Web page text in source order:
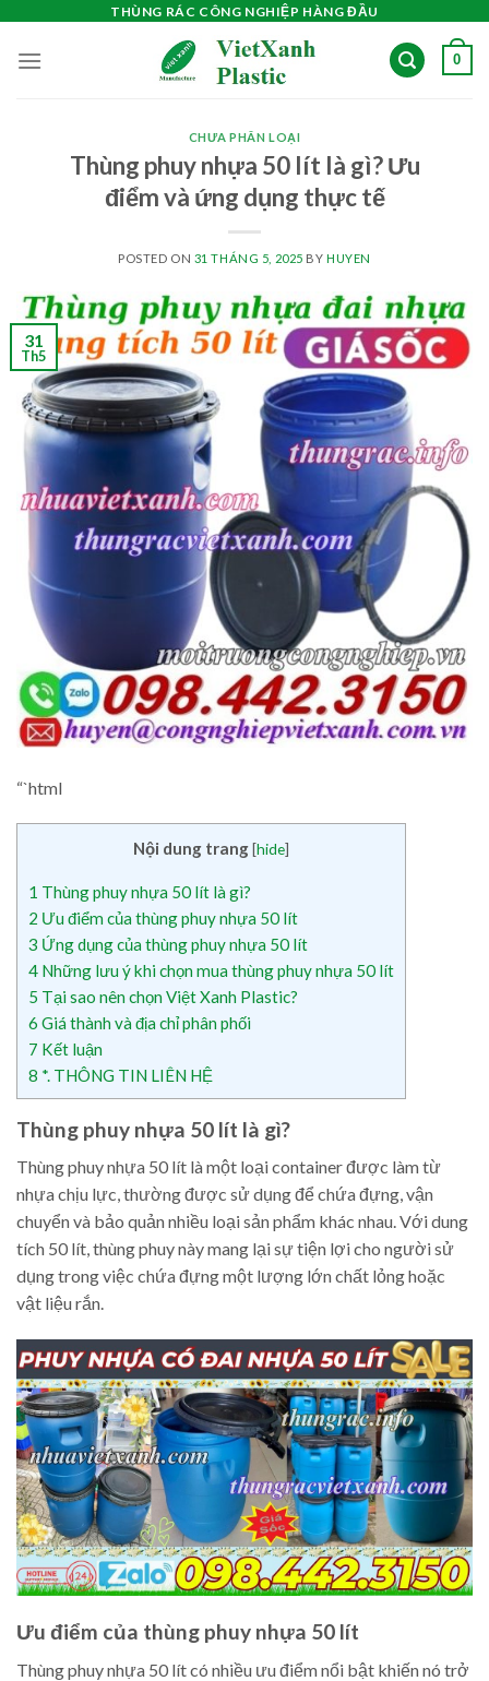
content
THÙNG RÁC CÔNG NGHIỆP HÀNG ĐẦU
0
CHƯA PHÂN LOẠI
Thùng phuy nhựa 50 lít là gì? Ưu
điểm và ứng dụng thực tế
POSTED ON 31 THÁNG 5, 2025 BY HUYEN
31
Th5
“`html
Nội dung trang[hide]
1 Thùng phuy nhựa 50 lít là gì?
2 Ưu điểm của thùng phuy nhựa 50 lít
3 Ứng dụng của thùng phuy nhựa 50 lít
4 Những lưu ý khi chọn mua thùng phuy nhựa 50 lít
5 Tại sao nên chọn Việt Xanh Plastic?
6 Giá thành và địa chỉ phân phối
7 Kết luận
8 *. THÔNG TIN LIÊN HỆ
Thùng phuy nhựa 50 lít là gì?
Thùng phuy nhựa 50 lít là một loại container được làm từ
nhựa chịu lực, thường được sử dụng để chứa đựng, vận
chuyển và bảo quản nhiều loại sản phẩm khác nhau. Với dung
tích 50 lít, thùng phuy này mang lại sự tiện lợi cho người sử
dụng trong việc chứa đựng một lượng lớn chất lỏng hoặc
vật liệu rắn.
Ưu điểm của thùng phuy nhựa 50 lít
Thùng phuy nhựa 50 lít có nhiều ưu điểm nổi bật khiến nó trở